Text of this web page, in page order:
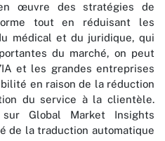
œuvre des stratégies de
tout en réduisant les
médical et du juridique, qui
du marché, on peut
et les grandes entreprises
en raison de la réduction
du service à la clientèle.
Global Market Insights
de la traduction automatique